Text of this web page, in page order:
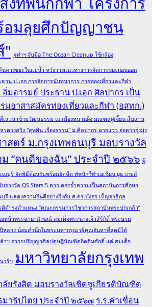
อมลุยศึกปัญญาชน
" จุฬาฯ จับมือ The Ocean Cleanup ใช้กล้อง
ทางขยะในแม่น้ำ หวังวางแนวทางการจัดการขยะก่อนออก
าน ป.เอก การจัดการนันทนาการ การท่องเที่ยวและกีฬา
มอารมย์ ประธาน ป.เอก ศิลปากร เป็น
มอาสาสมัครท่องเที่ยวและกีฬา (อสทก.)
เสวนาข้ามวัฒนธรรม ณ เมืองหนานผิง มณฑลฝูเจี้ยน สืบสาน
วดวงสวิง "สุพศิน เรืองธรรม" ม.ศิลปากร ฉายแวว จ่อดาวรุ่งมุ่ง
สตร์ ม.กรุงเทพธนบุรี มอบรางวัล
ม “คนดีของฉัน” ประจำปี ๒๕๖๖ ผู้
ณบุรี จัดพิธีต้อนรับพร้อมอัดฉีด ทัพนักกีฬาเอเชียน ยูธ เกมส์
รางวัล QS Stars 5 ดาว ตอกย้ำความเป็นสถาบันการศึกษา
บุรี แสดงความยินดีอย่างยิ่งกับ ศ.ดร.บังอร เบ็ญจาธิกุล
ดำรงตำแหน่ง “คณะกรรมการวิชาการสถาบันพระปกเกล้า”
หน้าพระฉายาลักษณ์ สมเด็จพระนางเจ้าสิริกิติ์ พระบรม
หลวง น้อมสำนึกในพระมหากรุณาธิคุณอันหาที่สุดมิได้
ล้าฯ ถวายปริญญาศิลปดุษฎีบัณฑิตกิตติมศักดิ์ แด่ สมเด็จ
วรีฯ มหาวิทยาลัยกรุงเทพ
ยรังสิต มอบรางวัลเชิดชูเกียรติบัณฑิต
าธิปไตย ประจำปี ๒๕๖๗ ร.ร.คำเขื่อน